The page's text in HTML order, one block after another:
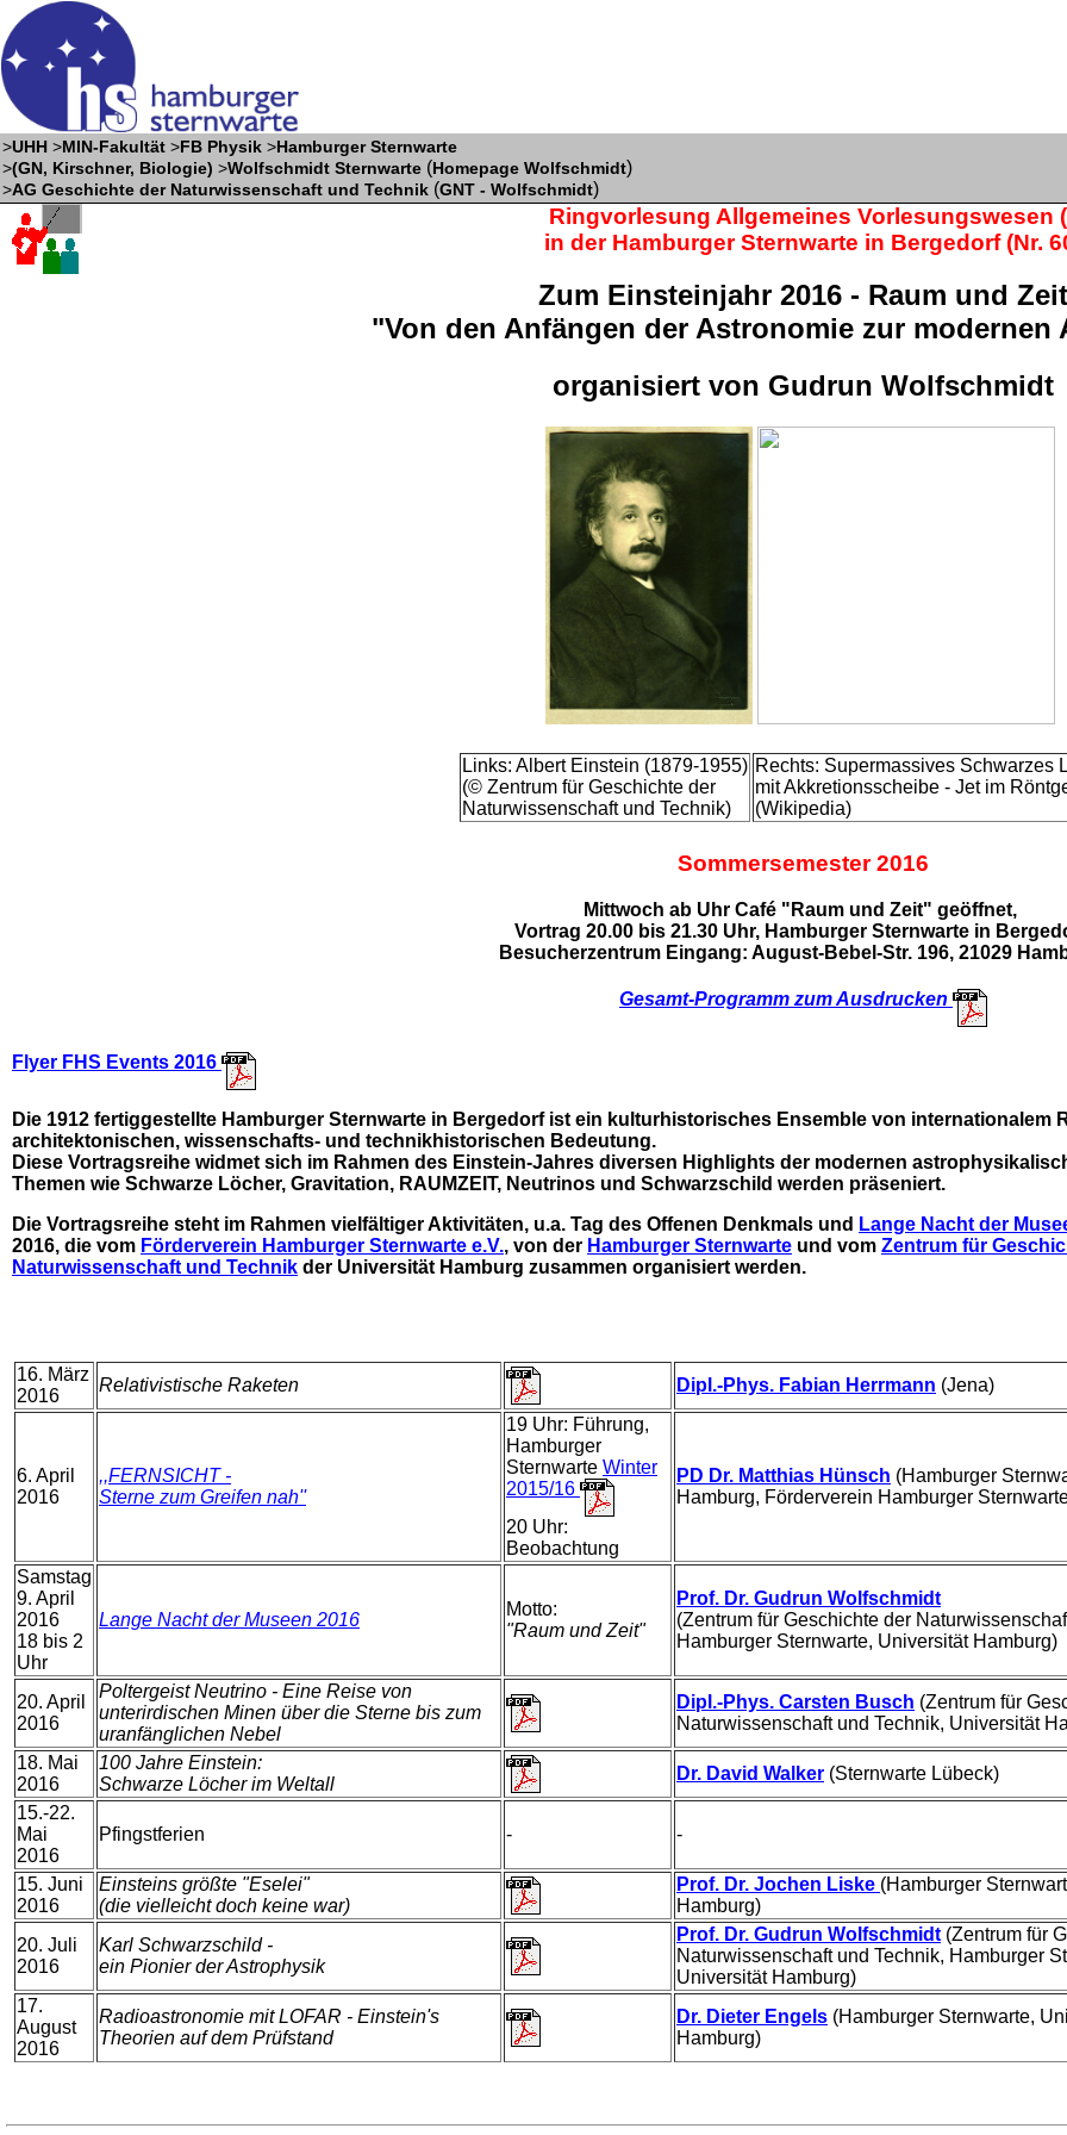
>UHH >MIN-Fakultät >FB Physik >Hamburger Sternwarte
>(GN, Kirschner, Biologie) >Wolfschmidt Sternwarte (Homepage Wolfschmidt)
>AG Geschichte der Naturwissenschaft und Technik (GNT - Wolfschmidt)
Ringvorlesung Allgemeines Vorlesungswesen
in der Hamburger Sternwarte in Bergedorf (Nr.
Zum Einsteinjahr 2016 - Raum und Zeit
"Von den Anfängen der Astronomie zur modernen
organisiert von Gudrun Wolfschmidt
Links: Albert Einstein (1879-1955)
(© Zentrum für Geschichte der
Naturwissenschaft und Technik)
Rechts: Supermassives Schwarzes
mit Akkretionsscheibe - Jet im
(Wikipedia)
Sommersemester 2016
Mittwoch ab Uhr Café "Raum und Zeit" geöffnet,
Vortrag 20.00 bis 21.30 Uhr, Hamburger Sternwarte in
Besucherzentrum Eingang: August-Bebel-Str. 196, 21029
Gesamt-Programm zum Ausdrucken
Flyer FHS Events 2016
Die 1912 fertiggestellte Hamburger Sternwarte in Bergedorf ist ein kulturhistorisches Ensemble von internationalem
architektonischen, wissenschafts- und technikhistorischen Bedeutung.
Diese Vortragsreihe widmet sich im Rahmen des Einstein-Jahres diversen Highlights der modernen
Themen wie Schwarze Löcher, Gravitation, RAUMZEIT, Neutrinos und Schwarzschild werden präseniert.
Die Vortragsreihe steht im Rahmen vielfältiger Aktivitäten, u.a. Tag des Offenen Denkmals und Lange Nacht der
2016, die vom Förderverein Hamburger Sternwarte e.V., von der Hamburger Sternwarte und vom Zentrum für
Naturwissenschaft und Technik der Universität Hamburg zusammen organisiert werden.
16. März
2016
Relativistische Raketen Dipl.-Phys. Fabian Herrmann (Jena)
6. April
2016
,,FERNSICHT -
Sterne zum Greifen nah''
19 Uhr: Führung,
Hamburger
Sternwarte Winter
2015/16
20 Uhr:
Beobachtung
PD Dr. Matthias Hünsch (Hamburger
Hamburg, Förderverein Hamburger
Samstag
9. April
2016
18 bis 2
Uhr
Lange Nacht der Museen 2016
Motto:
"Raum und Zeit"
Prof. Dr. Gudrun Wolfschmidt
(Zentrum für Geschichte der
Hamburger Sternwarte, Universität Hamburg)
20. April
2016
Poltergeist Neutrino - Eine Reise von
unterirdischen Minen über die Sterne bis zum
uranfänglichen Nebel
Dipl.-Phys. Carsten Busch (Zentrum für
Naturwissenschaft und Technik, Universität
18. Mai
2016
100 Jahre Einstein:
Schwarze Löcher im Weltall
Dr. David Walker (Sternwarte Lübeck)
15.-22.
Mai
2016
Pfingstferien - -
15. Juni
2016
Einsteins größte "Eselei"
(die vielleicht doch keine war)
Prof. Dr. Jochen Liske (Hamburger
Hamburg)
20. Juli
2016
Karl Schwarzschild -
ein Pionier der Astrophysik
Prof. Dr. Gudrun Wolfschmidt (Zentrum für
Naturwissenschaft und Technik, Hamburger
Universität Hamburg)
17.
August
2016
Radioastronomie mit LOFAR - Einstein's
Theorien auf dem Prüfstand
Dr. Dieter Engels (Hamburger Sternwarte,
Hamburg)